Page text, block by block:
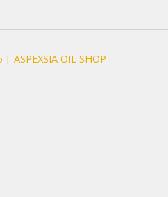
ASPEXSIA OIL SHOP